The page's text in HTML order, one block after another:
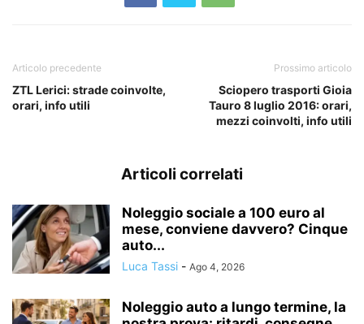
Articolo precedente
ZTL Lerici: strade coinvolte,
orari, info utili
Prossimo articolo
Sciopero trasporti Gioia
Tauro 8 luglio 2016: orari,
mezzi coinvolti, info utili
Articoli correlati
Noleggio sociale a 100 euro al
mese, conviene davvero? Cinque
auto...
Luca Tassi - Ago 4, 2026
Noleggio auto a lungo termine, la